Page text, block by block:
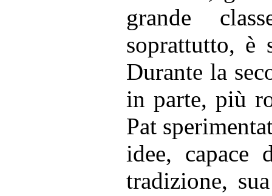
grande
soprattutto, è
Durante la
in parte, più
Pat
idee, capace
tradizione,